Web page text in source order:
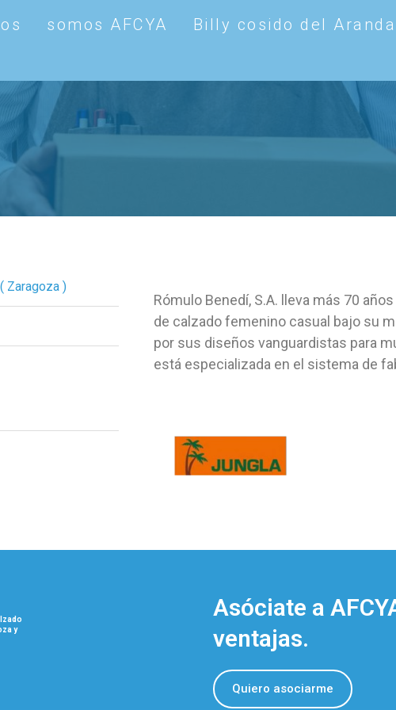
somos AFCYA
Billy cosido del Aranda
Zaragoza )
Rómulo Benedí, S.A. lleva más 70
de calzado femenino casual bajo su
por sus diseños vanguardistas para
está especializada en el sistema de
y
Asóciate a
ventajas.
Quiero asociarme